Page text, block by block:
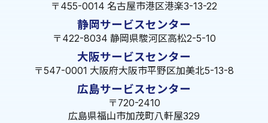
〒455-0014 名古屋市港区港楽3-13-22
静岡サービスセンター
〒422-8034 静岡県駿河区高松2-5-10
大阪サービスセンター
〒547-0001 大阪府大阪市平野区加美北5-13-8
広島サービスセンター
〒720-2410
広島県福山市加茂町八軒屋329